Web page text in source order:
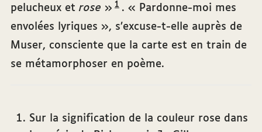
pelucheux et rose » 1 . « Pardonne-moi mes
envolées lyriques », s’excuse-t-elle auprès de
Muser, consciente que la carte est en train de
se métamorphoser en poème.
‧ Notes
Sur la signification de la couleur rose dans